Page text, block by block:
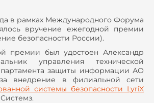
в рамках Международного Форума
вручение ежегодной премии
безопасности России).
премии был удостоен Александр
управления технической
защиты информации АО
за внедрение в филиальной сети
системы безопасности LyriX